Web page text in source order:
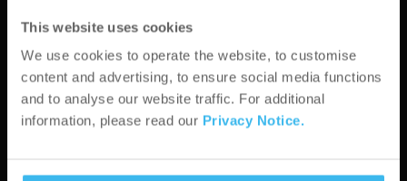
This website uses cookies
We use cookies to operate the website, to customise
content and advertising, to ensure social media functions
and to analyse our website traffic. For additional
information, please read our Privacy Notice.